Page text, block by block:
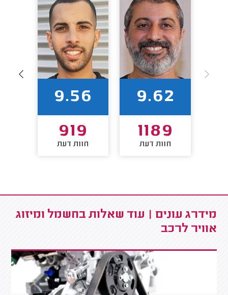
9.62
1189
חוות דעת
9.56
919
חוות דעת
מידרג עונים | עוד שאלות בחשמל ומיזוג
אוויר לרכב